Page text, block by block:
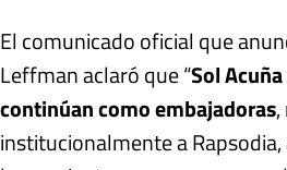
El comunicado oficial que
Leffman aclaró que “Sol
continúan como embajadoras
institucionalmente a